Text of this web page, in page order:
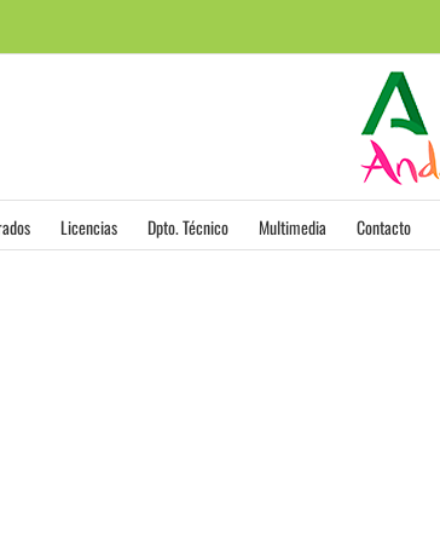
Licencias Dpto. Técnico Multimedia Contacto